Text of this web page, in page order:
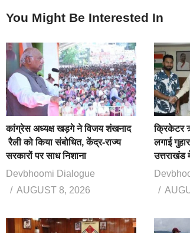
You Might Be Interested In
कांग्रेस अध्यक्ष खड़गे ने विजय शंखनाद
रैली को किया संबोधित, केंद्र-राज्य
सरकारों पर साध निशाना
Devbhoomi Dialogue
AUGUST 8, 2026
क्रिकेटर
लगाई
उत्तराखंड